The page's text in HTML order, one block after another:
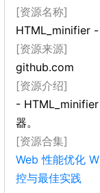
[资源名称]
HTML_minifier
[资源来源]
github.com
[资源介绍]
-
器。
[资源合集]
Web 性能优化
控与最佳实践